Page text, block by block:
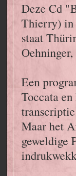
Deze Cd
Thierry) in
staat
Een
Toccata
Maar het
geweldige